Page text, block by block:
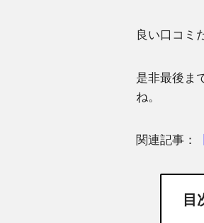
良い口コミ
是非最後ま
ね。
関連記事：
目